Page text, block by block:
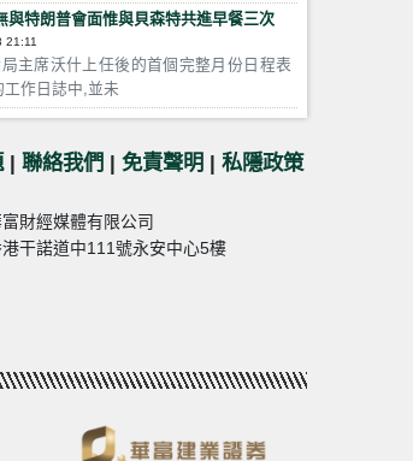
與特朗普會面惟與貝森特共進早餐三次
21:11
主席沃什上任後的首個完整月份日程表
工作日誌中,並未
| 聯絡我們 | 免責聲明 | 私隱政策
財經媒體有限公司
干諾道中111號永安中心5樓